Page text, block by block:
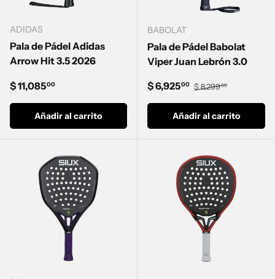
ADIDAS
Pala de Pádel Adidas
Arrow Hit 3.5 2026
Precio normal
$ 11,08500
Añadir al carrito
BABOLAT
Pala de Pádel Babolat
Viper Juan Lebrón 3.0
Precio de venta
$ 6,92500 Precio normal
$ 8,29900
Añadir al carrito